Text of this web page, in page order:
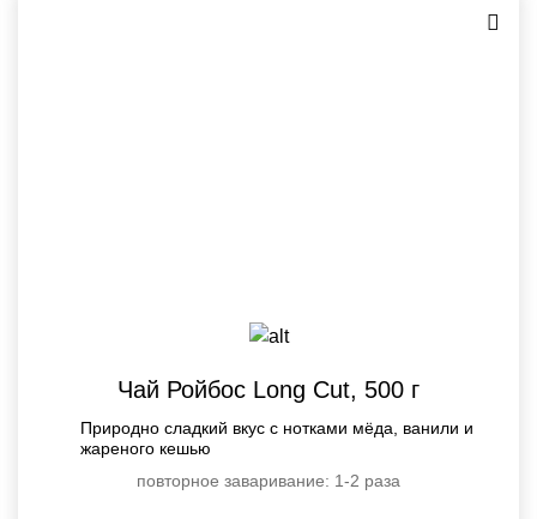
Чай Ройбос Long Cut, 500 г
Природно сладкий вкус с нотками мёда, ванили и
жареного кешью
повторное заваривание: 1-2 раза